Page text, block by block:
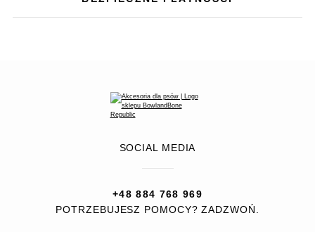
SOCIAL MEDIA
+48 884 768 969
POTRZEBUJESZ POMOCY? ZADZWOŃ.